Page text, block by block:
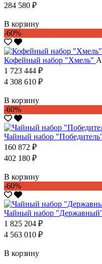
284 580 ₽
В корзину
-60%
Кофейный набор "Хмель"
1 723 444 ₽
4 308 610 ₽
В корзину
-60%
Чайный набор
160 872 ₽
402 180 ₽
В корзину
-60%
Чайный набор
1 825 204 ₽
4 563 010 ₽
В корзину